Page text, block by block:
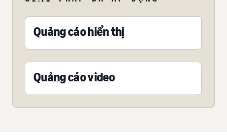
Quảng cáo hiển thị
Quảng cáo video